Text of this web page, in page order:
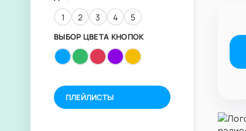
1 2 3 4 5
ВЫБОР ЦВЕТА КНОПОК
ПЛЕЙЛИСТЫ